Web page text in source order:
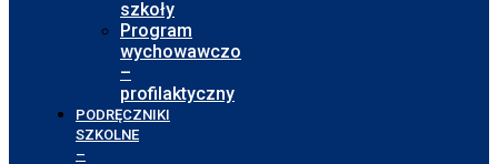
szkoły
Program
wychowawczo
–
profilaktyczny
PODRĘCZNIKI
SZKOLNE
–